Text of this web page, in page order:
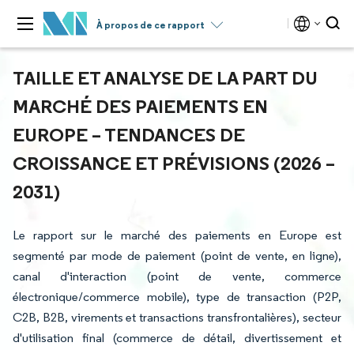
À propos de ce rapport
TAILLE ET ANALYSE DE LA PART DU
MARCHÉ DES PAIEMENTS EN
EUROPE – TENDANCES DE
CROISSANCE ET PRÉVISIONS (2026 –
2031)
Le rapport sur le marché des paiements en Europe est
segmenté par mode de paiement (point de vente, en ligne),
canal d'interaction (point de vente, commerce
électronique/commerce mobile), type de transaction (P2P,
C2B, B2B, virements et transactions transfrontalières), secteur
d'utilisation final (commerce de détail, divertissement et